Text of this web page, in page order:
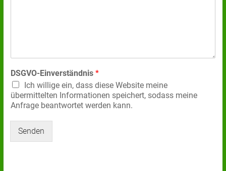
DSGVO-Einverständnis *
Ich willige ein, dass diese Website meine
übermittelten Informationen speichert, sodass meine
Anfrage beantwortet werden kann.
Senden